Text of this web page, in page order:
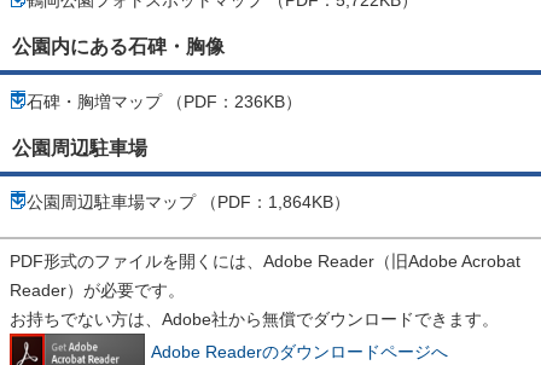
公園内にある石碑・胸像
石碑・胸増マップ （PDF：236KB）
公園周辺駐車場
公園周辺駐車場マップ （PDF：1,864KB）
PDF形式のファイルを開くには、Adobe Reader（旧Adobe Acrobat
Reader）が必要です。
お持ちでない方は、Adobe社から無償でダウンロードできます。
Adobe Readerのダウンロードページへ